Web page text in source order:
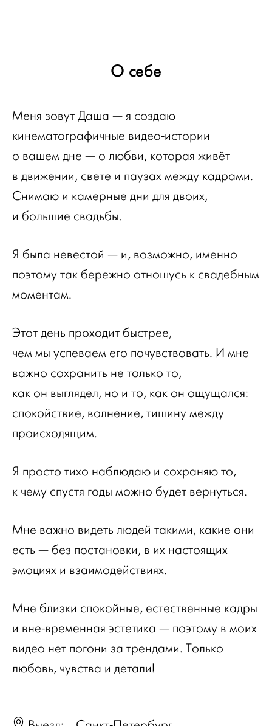
О себе
Меня зовут Даша — я создаю
кинематографичные видео-истории
о вашем дне — о любви, которая живёт
в движении, свете и паузах между кадрами.
Снимаю и камерные дни для двоих,
и большие свадьбы.
Я была невестой — и, возможно, именно
поэтому так бережно отношусь к свадебным
моментам.
Этот день проходит быстрее,
чем мы успеваем его почувствовать. И мне
важно сохранить не только то,
как он выглядел, но и то, как он ощущался:
спокойствие, волнение, тишину между
происходящим.
Я просто тихо наблюдаю и сохраняю то,
к чему спустя годы можно будет вернуться.
Мне важно видеть людей такими, какие они
есть — без постановки, в их настоящих
эмоциях и взаимодействиях.
Мне близки спокойные, естественные кадры
и вне-временная эстетика — поэтому в моих
видео нет погони за трендами. Только
любовь, чувства и детали!